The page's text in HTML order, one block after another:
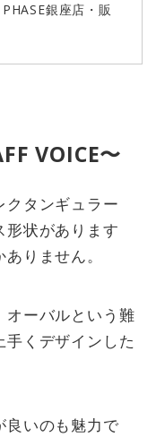
銀座店・販
VOICE〜
クタンギュラー
形状があります
りません。
オーバルという難
手くデザインした
良いのも魅力で